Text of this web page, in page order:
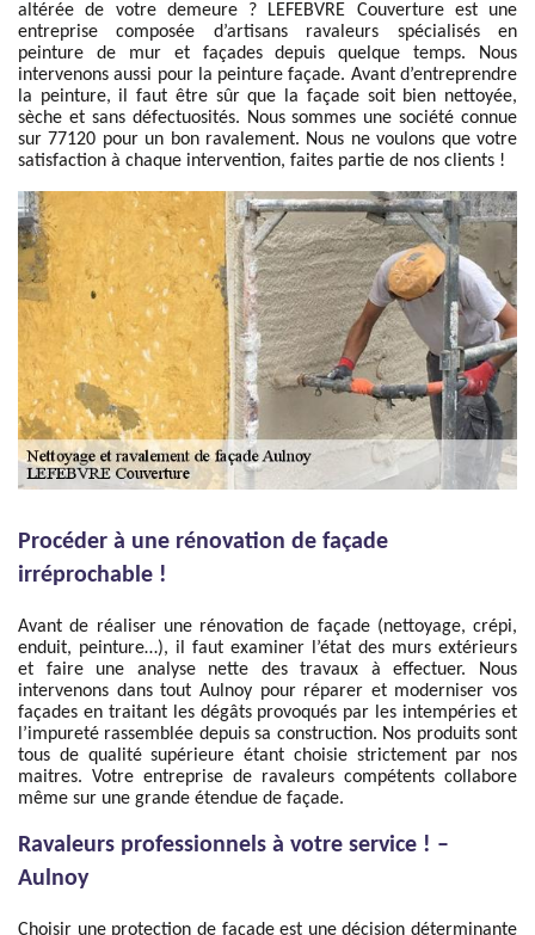
altérée de votre demeure ? LEFEBVRE Couverture est une
entreprise composée d’artisans ravaleurs spécialisés en
peinture de mur et façades depuis quelque temps. Nous
intervenons aussi pour la peinture façade. Avant d’entreprendre
la peinture, il faut être sûr que la façade soit bien nettoyée,
sèche et sans défectuosités. Nous sommes une société connue
sur 77120 pour un bon ravalement. Nous ne voulons que votre
satisfaction à chaque intervention, faites partie de nos clients !
Procéder à une rénovation de façade
irréprochable !
Avant de réaliser une rénovation de façade (nettoyage, crépi,
enduit, peinture…), il faut examiner l’état des murs extérieurs
et faire une analyse nette des travaux à effectuer. Nous
intervenons dans tout Aulnoy pour réparer et moderniser vos
façades en traitant les dégâts provoqués par les intempéries et
l’impureté rassemblée depuis sa construction. Nos produits sont
tous de qualité supérieure étant choisie strictement par nos
maitres. Votre entreprise de ravaleurs compétents collabore
même sur une grande étendue de façade.
Ravaleurs professionnels à votre service ! –
Aulnoy
Choisir une protection de façade est une décision déterminante